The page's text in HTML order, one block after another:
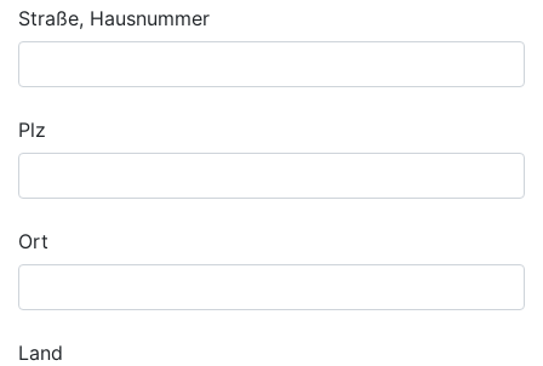
Straße, Hausnummer
Plz
Ort
Land